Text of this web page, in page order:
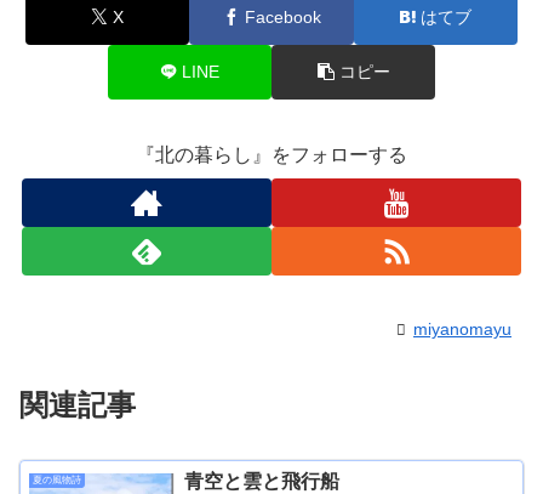
X Facebook はてブ
LINE コピー
『北の暮らし』をフォローする
miyanomayu
関連記事
夏の風物詩 青空と雲と飛行船